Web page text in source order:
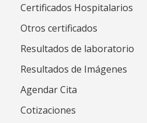
Certificados Hospitalarios
Otros certificados
Resultados de laboratorio
Resultados de Imágenes
Agendar Cita
Cotizaciones